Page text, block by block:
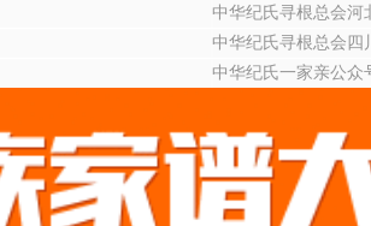
中华纪氏寻根总会
中华纪氏寻根总会
中华纪氏一家亲公众